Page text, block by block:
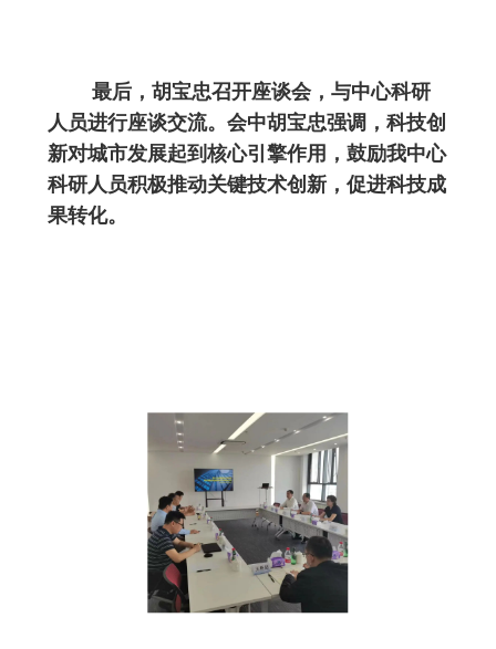
最后，胡宝忠召开座谈会，与中心科研
人员进行座谈交流。会中胡宝忠强调，科技创
新对城市发展起到核心引擎作用，鼓励我中心
科研人员积极推动关键技术创新，促进科技成
果转化。